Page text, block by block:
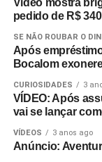
Vídeo mostra
pedido de R$
SE NÃO ROUBAR O
Após
Bocalom
CURIOSIDADES 3
VÍDEO: Após
vai se lançar
VÍDEOS 3 anos ago
Anúncio: